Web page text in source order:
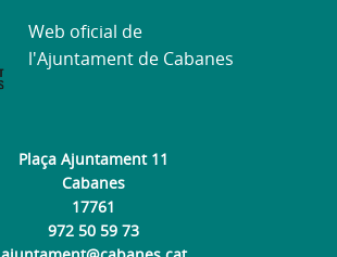
Plaça Ajuntament 11
Cabanes
17761
972 50 59 73
Web oficial de
l'Ajuntament de Cabanes